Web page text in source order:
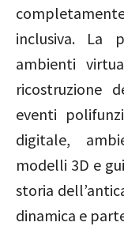
inclusiva. La
ambienti
ricostruzione
eventi
digitale,
modelli 3D e
storia
dinamica e